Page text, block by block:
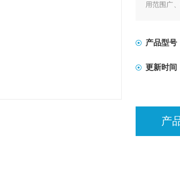
用范围广
产品型号
更新时间
产